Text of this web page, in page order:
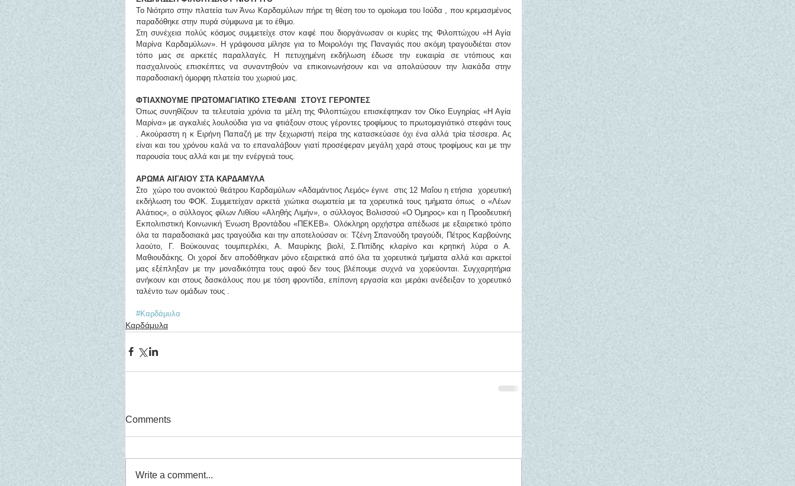
Το Νιότριτο στην πλατεία των Άνω Καρδαμύλων πήρε τη θέση του το ομοίωμα του Ιούδα , που κρεμασμένος
παραδόθηκε στην πυρά σύμφωνα με το έθιμο.
Στη συνέχεια πολύς κόσμος συμμετείχε στον καφέ που διοργάνωσαν οι κυρίες της Φιλοπτώχου «Η Αγία
Μαρίνα Καρδαμύλων». Η γράφουσα μίλησε για το Μοιρολόγι της Παναγιάς που ακόμη τραγουδιέται στον
τόπο μας σε αρκετές παραλλαγές. Η πετυχημένη εκδήλωση έδωσε την ευκαιρία σε ντόπιους και
πασχαλινούς επισκέπτες να συναντηθούν να επικοινωνήσουν και να απολαύσουν την λιακάδα στην
παραδοσιακή όμορφη πλατεία του χωριού μας.
ΦΤΙΑΧΝΟΥΜΕ ΠΡΩΤΟΜΑΓΙΑΤΙΚΟ ΣΤΕΦΑΝΙ  ΣΤΟΥΣ ΓΕΡΟΝΤΕΣ
Όπως συνηθίζουν τα τελευταία χρόνια τα μέλη της Φιλοπτώχου επισκέφτηκαν τον Οίκο Ευγηρίας «Η Αγία
Μαρίνα» με αγκαλιές λουλούδια για να φτιάξουν στους γέροντες τροφίμους το πρωτομαγιάτικό στεφάνι τους
. Ακούραστη η κ Ειρήνη Παπαζή με την ξεχωριστή πείρα της κατασκεύασε όχι ένα αλλά τρία τέσσερα. Ας
είναι και του χρόνου καλά να το επαναλάβουν γιατί προσέφεραν μεγάλη χαρά στους τροφίμους και με την
παρουσία τους αλλά και με την ενέργειά τους.
ΑΡΩΜΑ ΑΙΓΑΙΟΥ ΣΤΑ ΚΑΡΔΑΜΥΛΑ
Στο  χώρο του ανοικτού θεάτρου Καρδαμύλων «Αδαμάντιος Λεμός» έγινε  στις 12 Μαΐου η ετήσια  χορευτική
εκδήλωση του ΦΟΚ. Συμμετείχαν αρκετά χιώτικα σωματεία με τα χορευτικά τους τμήματα όπως  ο «Λέων
Αλάτιος», ο σύλλογος φίλων Λιθίου «Αληθής Λιμήν», ο σύλλογος Βολισσού «Ο Όμηρος» και η Προοδευτική
Εκπολιτιστική Κοινωνική Ένωση Βροντάδου «ΠΕΚΕΒ». Ολόκληρη ορχήστρα απέδωσε με εξαιρετικό τρόπο
όλα τα παραδοσιακά μας τραγούδια και την αποτελούσαν οι: Τζένη Σπανούδη τραγούδι, Πέτρος Καρβούνης
λαούτο, Γ. Βούκουνας τουμπερλέκι, Α. Μαυρίκης βιολί, Σ.Πιπίδης κλαρίνο και κρητική λύρα ο Α.
Μαθιουδάκης. Οι χοροί δεν αποδόθηκαν μόνο εξαιρετικά από όλα τα χορευτικά τμήματα αλλά και αρκετοί
μας εξέπληξαν με την μοναδικότητα τους αφού δεν τους βλέπουμε συχνά να χορεύονται. Συγχαρητήρια
ανήκουν και στους δασκάλους που με τόση φροντίδα, επίπονη εργασία και μεράκι ανέδειξαν το χορευτικό
ταλέντο των ομάδων τους .
#Καρδάμυλα
Καρδάμυλα
Comments
Write a comment...